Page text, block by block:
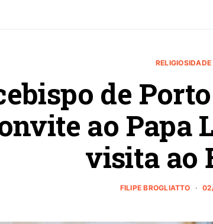
RELIGIOSIDADE
de
ao Papa
visita ao
FILIPE BROGLIATTO